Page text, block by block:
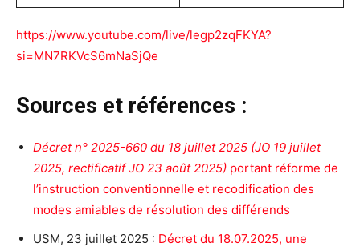
https://www.youtube.com/live/legp2zqFKYA?
si=MN7RKVcS6mNaSjQe
Sources et références :
Décret n° 2025-660 du 18 juillet 2025 (JO 19 juillet
2025, rectificatif JO 23 août 2025) portant réforme de
l’instruction conventionnelle et recodification des
modes amiables de résolution des différends
USM, 23 juillet 2025 : Décret du 18.07.2025, une